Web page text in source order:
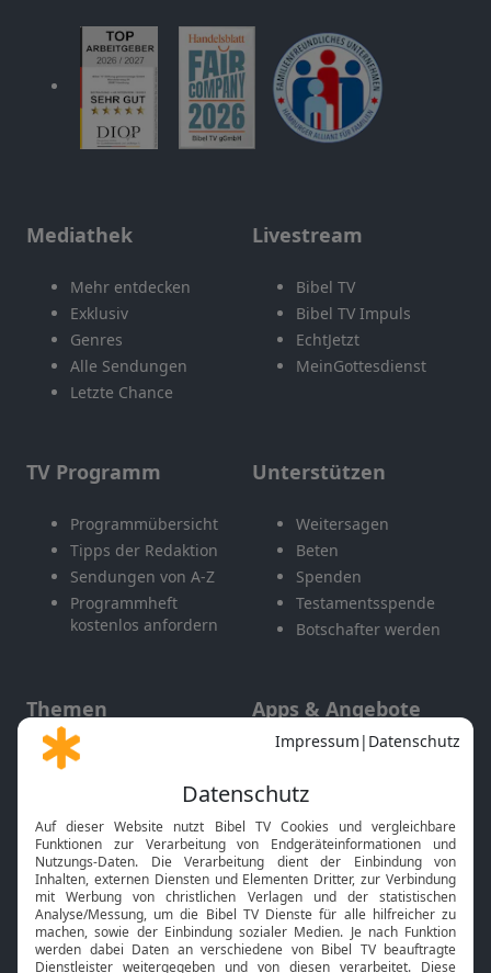
Mediathek
Mehr entdecken
Exklusiv
Genres
Alle Sendungen
Letzte Chance
Livestream
Bibel TV
Bibel TV Impuls
EchtJetzt
MeinGottesdienst
TV Programm
Programmübersicht
Tipps der Redaktion
Sendungen von A-Z
Programmheft
kostenlos anfordern
Unterstützen
Weitersagen
Beten
Spenden
Testamentsspende
Botschafter werden
Themen
Gott und Bibel erklärt
Neuigkeiten
Apps & Angebote
Mobile App
Smart TV
HbbTV
Bibelthek Online-Bibel
Nächster Gottesdienst